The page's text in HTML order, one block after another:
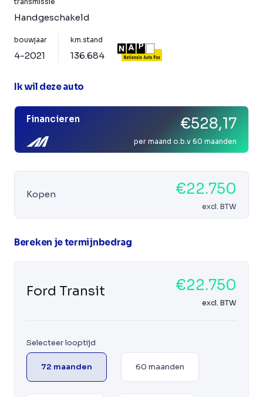
Handgeschakeld
bouwjaar
4-2021
km.stand
136.684
Ik wil deze auto
Financieren €528,17
per maand o.b.v 60 maanden
Kopen €22.750
excl. BTW
Bereken je termijnbedrag
Ford Transit €22.750
excl. BTW
Selecteer looptijd
72 maanden 60 maanden